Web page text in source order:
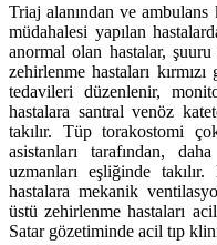
Triaj alanından ve
müdahalesi yapılan
anormal olan hastalar, şuuru
zehirlenme hastaları
tedavileri düzenlenir,
hastalara santral venöz
takılır. Tüp torakostomi
asistanları tarafından,
uzmanları eşliğinde
hastalara mekanik
üstü zehirlenme hastaları
Satar gözetiminde acil tıp